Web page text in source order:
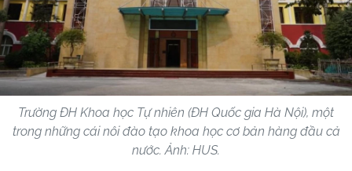
Trường ĐH Khoa học Tự nhiên (ĐH Quốc gia Hà Nội), một
trong những cái nôi đào tạo khoa học cơ bản hàng đầu cả
nước. Ảnh: HUS.